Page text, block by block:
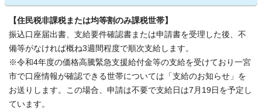
【住民税非課税または均等割のみ課税世帯】
振込口座届出書、支給要件確認書または申請書を受理した後、不
備等がなければ概ね3週間程度で順次支給します。
※令和4年度の価格高騰緊急支援給付金等の支給を受けており一宮
市で口座情報が確認できる世帯については「支給のお知らせ」を
お送りします。この場合、申請は不要で支給日は7月19日を予定し
ています。